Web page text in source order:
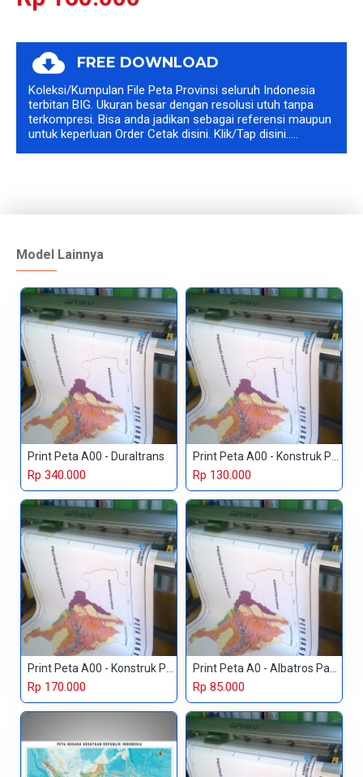
FREE DOWNLOAD
Koleksi/Kumpulan File Peta Provinsi seluruh Indonesia
terbitan BIG. Ukuran besar dengan resolusi utuh tanpa
terkompresi. Bisa anda jadikan sebagai referensi maupun
untuk keperluan Order Cetak disini. Klik/Tap disini.....
Model Lainnya
Print Peta A00 - Duraltrans
Rp 340.000
Print Peta A00 - Konstruk Paper 150 gr
Rp 130.000
Print Peta A00 - Konstruk Paper 230 gr
Rp 170.000
Print Peta A0 - Albatros Paper
Rp 85.000